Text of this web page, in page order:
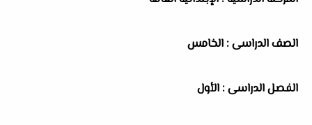
الصف الدراسى : الخامس
الفصل الدراسى : الأول